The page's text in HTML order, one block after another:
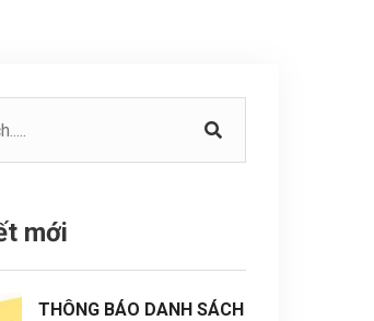
mới
THÔNG BÁO DANH SÁCH